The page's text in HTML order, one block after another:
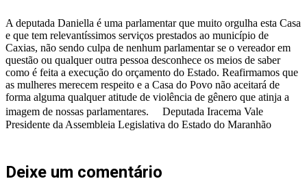
A deputada Daniella é uma parlamentar que muito orgulha esta Casa
e que tem relevantíssimos serviços prestados ao município de
Caxias, não sendo culpa de nenhum parlamentar se o vereador em
questão ou qualquer outra pessoa desconhece os meios de saber
como é feita a execução do orçamento do Estado. Reafirmamos que
as mulheres merecem respeito e a Casa do Povo não aceitará de
forma alguma qualquer atitude de violência de gênero que atinja a
imagem de nossas parlamentares. Deputada Iracema Vale
Presidente da Assembleia Legislativa do Estado do Maranhão
Deixe um comentário